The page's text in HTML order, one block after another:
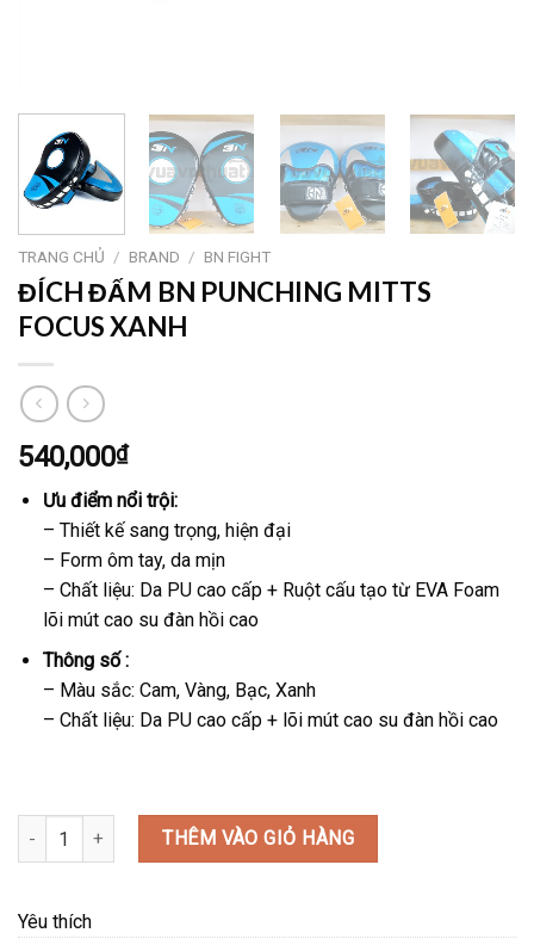
TRANG CHỦ / BRAND / BN FIGHT
ĐÍCH ĐẤM BN PUNCHING MITTS
FOCUS XANH
540,000₫
Ưu điểm nổi trội:
– Thiết kế sang trọng, hiện đại
– Form ôm tay, da mịn
– Chất liệu: Da PU cao cấp + Ruột cấu tạo từ EVA Foam
lõi mút cao su đàn hồi cao
Thông số :
– Màu sắc: Cam, Vàng, Bạc, Xanh
– Chất liệu: Da PU cao cấp + lõi mút cao su đàn hồi cao
ĐÍCH ĐẤM BN PUNCHING MITTS FOCUS XANH số lượng
THÊM VÀO GIỎ HÀNG
Yêu thích